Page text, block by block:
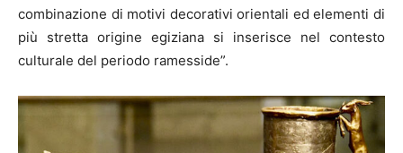
combinazione di motivi decorativi orientali ed elementi di
più stretta origine egiziana si inserisce nel contesto
culturale del periodo ramesside”.